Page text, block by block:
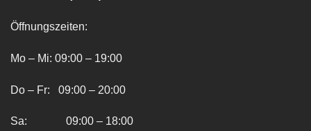
Öffnungszeiten:
Mo – Mi: 09:00 – 19:00
Do – Fr: 09:00 – 20:00
Sa: 09:00 – 18:00